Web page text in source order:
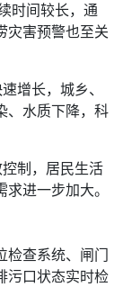
时间较长，通
灾害预警也至关
增长，城乡、
、水质下降，科
制，居民生活
进一步加大。
检查系统、闸门
污口状态实时检